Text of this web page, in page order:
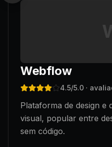
Webflow
4.5/5.0 ·
Plataforma de design e
visual, popular entre
sem código.